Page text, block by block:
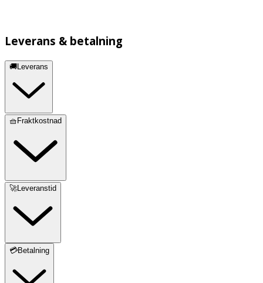
Leverans & betalning
🚚Leverans
🧺Fraktkostnad
🚀Leveranstid
💳Betalning